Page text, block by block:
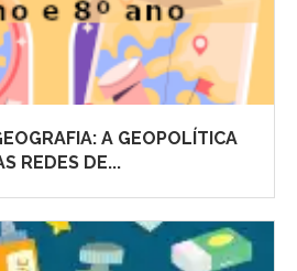
A GEOPOLÍTICA
REDES DE...